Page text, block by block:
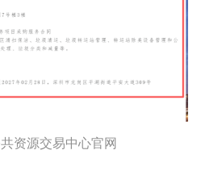
资源交易中心官网